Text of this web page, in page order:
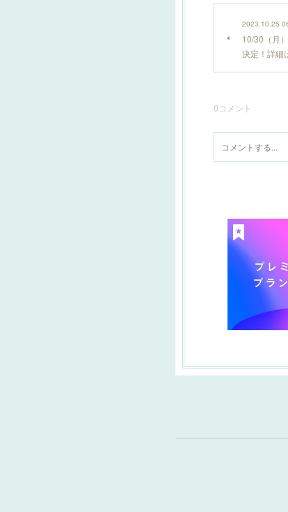
2023.10.25
10/30（月
決定！詳細
0コメント